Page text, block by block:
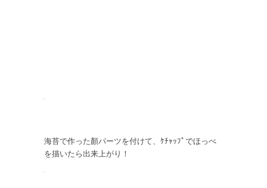
海苔で作った顏パーツを付けて、ｹﾁｬｯﾌﾟでほっぺ
を描いたら出来上がり！